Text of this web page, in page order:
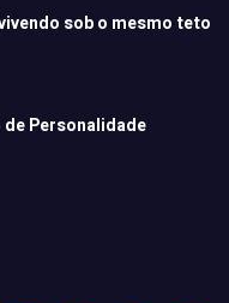
sob o mesmo teto
Personalidade